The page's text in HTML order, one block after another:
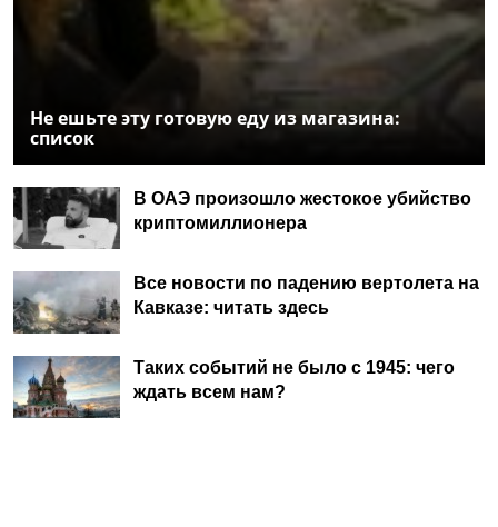
Не ешьте эту готовую еду из магазина:
список
В ОАЭ произошло жестокое убийство
криптомиллионера
Все новости по падению вертолета на
Кавказе: читать здесь
Таких событий не было с 1945: чего
ждать всем нам?